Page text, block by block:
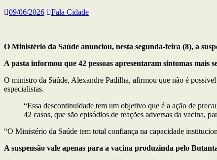
09/06/2026
Fala Cidade
O Ministério da Saúde anunciou, nesta segunda-feira (8), a
A pasta informou que 42 pessoas apresentaram sintomas mais
O ministro da Saúde, Alexandre Padilha, afirmou que não é
especialistas.
“Essa descontinuidade tem um objetivo que é a ação de
42 casos, que são episódios de reações adversas da vacina,
“O Ministério da Saúde tem total confiança na capacidade
A suspensão vale apenas para a vacina produzinda pelo